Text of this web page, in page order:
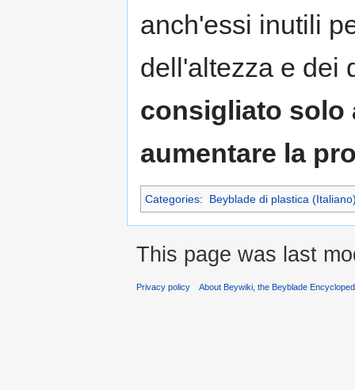
anch'essi inutili
dell'altezza e dei
consigliato solo
aumentare la
Categories: Beyblade di plastica
This page was last
Privacy policy About Beywiki, the Beyblade